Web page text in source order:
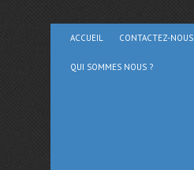
ACCUEIL CONTACTEZ-NOUS
QUI SOMMES NOUS ?